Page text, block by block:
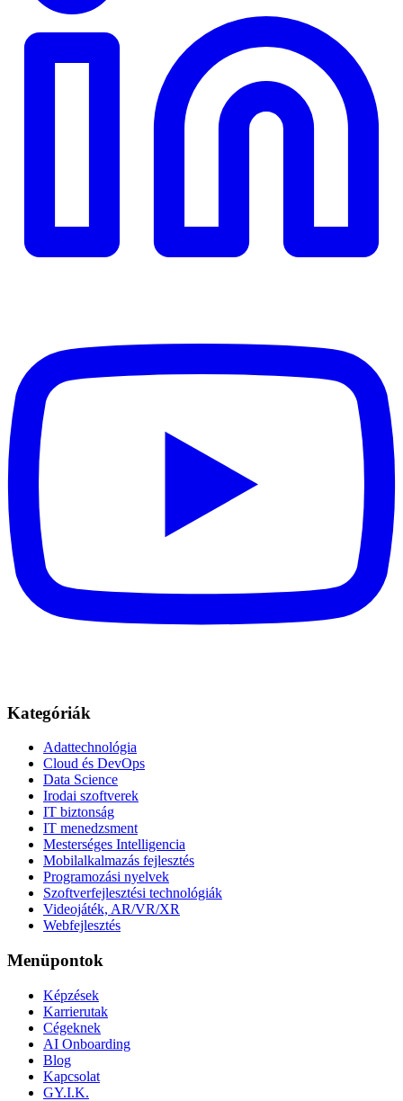
Kategóriák
Adattechnológia
Cloud és DevOps
Data Science
Irodai szoftverek
IT biztonság
IT menedzsment
Mesterséges Intelligencia
Mobilalkalmazás fejlesztés
Programozási nyelvek
Szoftverfejlesztési technológiák
Videojáték, AR/VR/XR
Webfejlesztés
Menüpontok
Képzések
Karrierutak
Cégeknek
AI Onboarding
Blog
Kapcsolat
GY.I.K.